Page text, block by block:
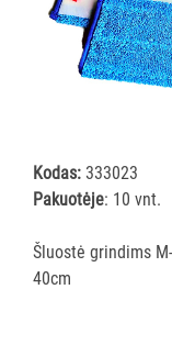
Šluostės,
kempinės,
šveitimo
padai
Kodas: 333023
Pakuotėje: 10 vnt.
Šluostė grindims
40cm